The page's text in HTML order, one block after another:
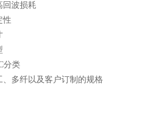
回波损耗
性
分类
、多纤以及客户订制的规格